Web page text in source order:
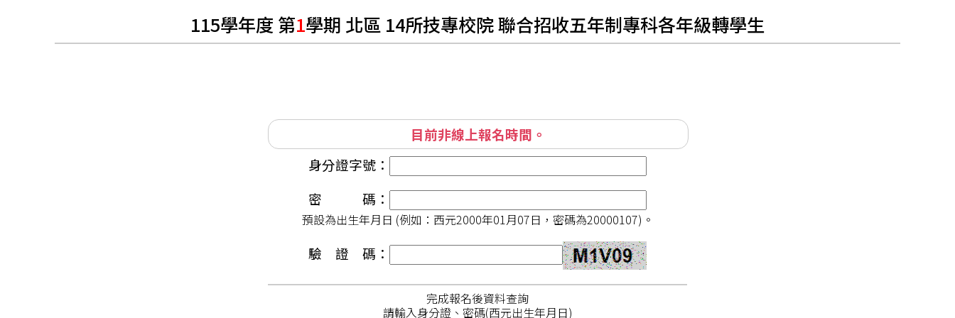
115學年度 第1學期 北區 14所技專校院 聯合招收五年制專科各年級轉學生
目前非線上報名時間。
身分證字號：
密 碼：
預設為出生年月日 (例如：西元2000年01月07日，密碼為20000107)。
驗 證 碼：
完成報名後資料查詢
請輸入身分證、密碼(西元出生年月日)